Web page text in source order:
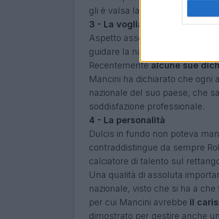
gli è valsa la qualificazione
3 - La voglia di allenare
Aspetto assolutamente da non
guidare la nazionale azzurra,
Recentementealcune sue
Mancini ha dichiarato che ogni
nazionale del suo paese, che
soddisfazione professionale.
4 - La personalità
Dulcis in fundo non poteva
contraddistingue da sempre
calciatore di talento sul
Una qualità di assoluta
nazionale, visto che si ha a
per cui Mancini avrebbe il
dimostrato per gestire anche